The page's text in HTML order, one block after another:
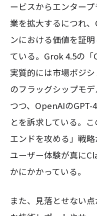
ービスからエンター
業を拡大するにつれ
ンにおける価値を証
ている。Grok 4.5の「
実質的には市場ポジ
のフラッグシップモ
つつ、OpenAIのGPT-
とを訴求している。
エンドを攻める」戦
ユーザー体験が真に
かにかかっている。
また、見落とせない